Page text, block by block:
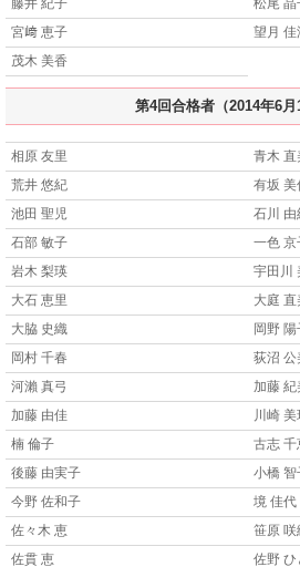
藤井 紀子
松尾 晶
宮﨑 恵子
望月 佳
茂木 美香
第4回合格者（2014年6月
相原 友里
青木 直
荒井 悠紀
有坂 美
池田 聖児
石川 由
石部 敏子
一色 京
岩木 梨瑛
宇田川
大石 恵里
大庭 直
大脇 史織
岡野 陽
岡村 千春
荻沼 公
河瀨 真弓
加藤 紀
加藤 由佳
川崎 美
楠 倫子
古志 千
後藤 由実子
小橋 智
今野 佐和子
境 佳代
佐々木 恵
笹原 咲
佐貫 恵
佐野 ひ